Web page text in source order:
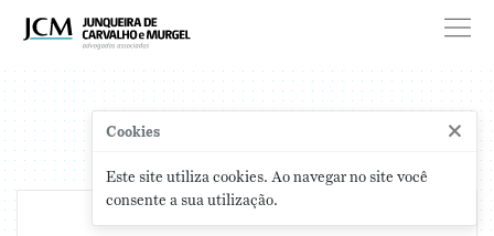
Cookies ×
Este site utiliza cookies. Ao navegar no site você
consente a sua utilização.